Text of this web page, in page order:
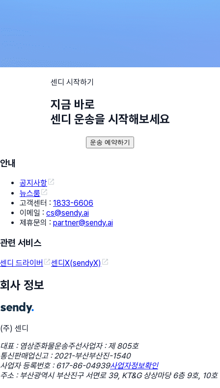
센디 시작하기
지금 바로
센디 운송을 시작해보세요
운송 예약하기
안내
공지사항
뉴스룸
고객센터 : 1833-6606
이메일 : cs@sendy.ai
제휴문의 : partner@sendy.ai
관련 서비스
센디 드라이버 센디X(sendyX)
회사 정보
(주) 센디
대표 : 염상준화물운송주선사업자 : 제 805호
통신판매업신고 : 2021-부산부산진-1540
사업자 등록번호 : 617-86-04939사업자정보확인
주소 : 부산광역시 부산진구 서면로 39, KT&G 상상마당 6층 9호, 10호